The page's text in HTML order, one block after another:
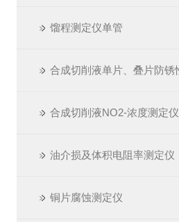
馏程测定仪单管
合成切削液NO2-浓度测定仪
油介损及体积电阻率测定仪
铜片腐蚀测定仪